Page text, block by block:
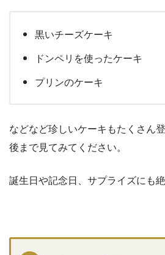
黒いチーズケーキ
ドンペリを使ったケーキ
プリンのケーキ
などなど珍しいケーキもたくさん
後まで見てみてください。
誕生日や記念日、サプライズにも